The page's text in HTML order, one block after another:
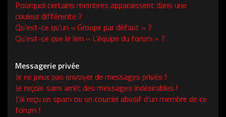
Pourquoi certains membres apparaissent dans une
couleur différente ?
Qu’est-ce qu’un « Groupe par défaut » ?
Qu’est-ce que le lien « L’équipe du forum » ?
Messagerie privée
Je ne peux pas envoyer de messages privés !
Je reçois sans arrêt des messages indésirables !
J’ai reçu un spam ou un courriel abusif d’un membre de ce
forum !